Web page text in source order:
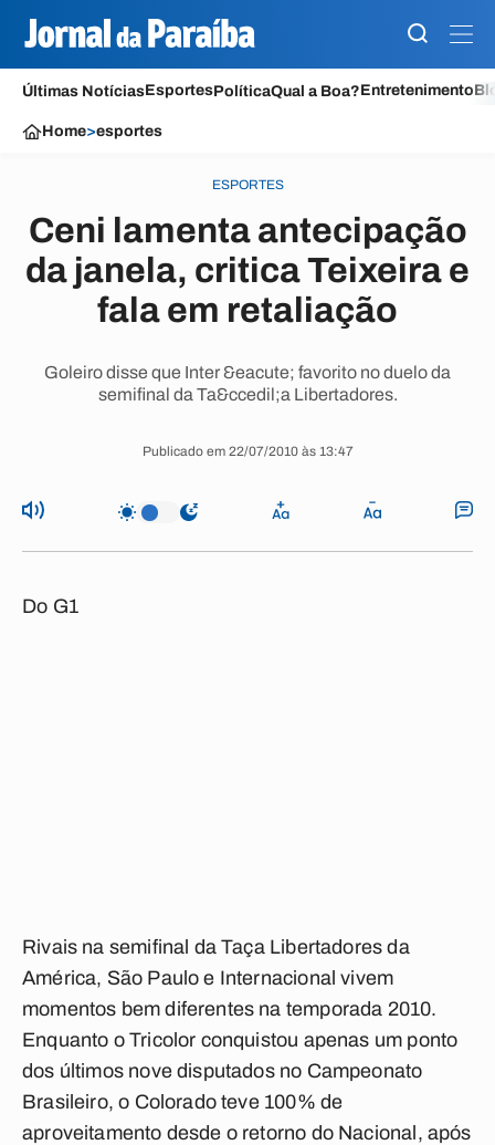
Últimas NotíciasEsportesPolíticaQual a Boa?Entretenimento
Home>esportes
ESPORTES
Ceni lamenta antecipação
da janela, critica Teixeira e
fala em retaliação
Goleiro disse que Inter &eacute; favorito no duelo da
semifinal da Ta&ccedil;a Libertadores.
Publicado em 22/07/2010 às 13:47
Do G1
Rivais na semifinal da Taça Libertadores da
América, São Paulo e Internacional vivem
momentos bem diferentes na temporada 2010.
Enquanto o Tricolor conquistou apenas um ponto
dos últimos nove disputados no Campeonato
Brasileiro, o Colorado teve 100% de
aproveitamento desde o retorno do Nacional, após